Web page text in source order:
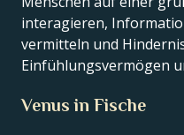
interagieren,
vermitteln und
Einfühlungsvermögen
Venus in Fische